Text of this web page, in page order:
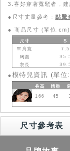
3.喜好穿著寬鬆者，建
●尺寸丈量參考： 點擊
● 商品尺寸 (單位:cm)
尺寸 S
單肩寬
7.5
胸圍
衣長
● 模特兒資訊 (單
身高 體重
166
45
尺寸參考表